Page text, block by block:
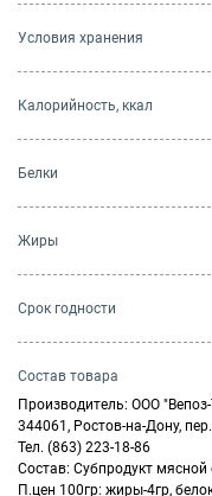
Условия хранения
Калорийность, ккал
Белки
Жиры
Cрок годности
Состав товара
Производитель: ООО
344061, Ростов-на-Дону,
Тел. (863) 223-18-86
Состав: Субпродукт
П.цен 100гр: жиры-4гр,